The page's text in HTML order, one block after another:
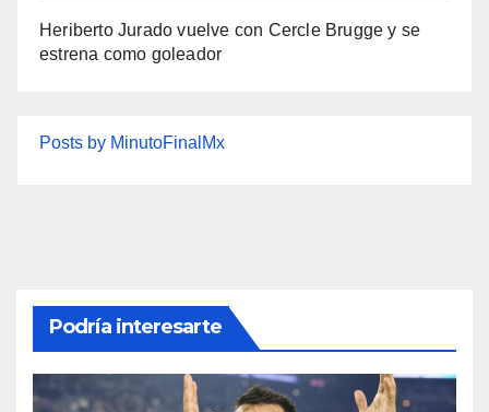
Heriberto Jurado vuelve con Cercle Brugge y se
estrena como goleador
Posts by MinutoFinalMx
Podría interesarte